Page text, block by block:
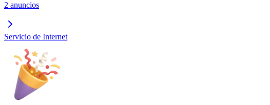
2 anuncios
Servicio de Internet